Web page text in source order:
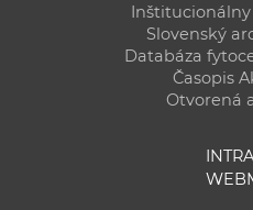
Inštitucionálny
Slovenský
Databáza
Časopis
Otvorená